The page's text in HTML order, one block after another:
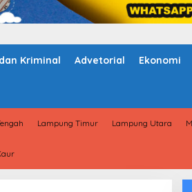
Kriminal Advetorial Ekonomi
Lampung Timur Lampung Utara